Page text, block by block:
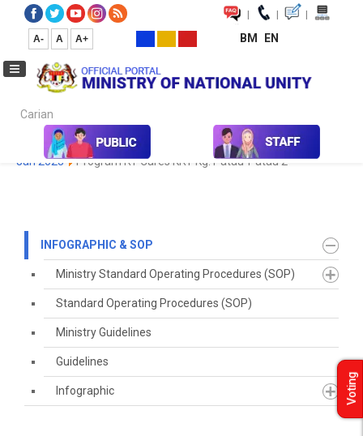
| | |
A- A A+ BM EN
Carian...
Infographic & SOP Koleksi Media Galeri Foto
Jan 2023
Program RT Cares KRT Kg. Patau-Patau 2
INFOGRAPHIC & SOP
Ministry Standard Operating Procedures (SOP)
Standard Operating Procedures (SOP)
Ministry Guidelines
Guidelines
Infographic Voting